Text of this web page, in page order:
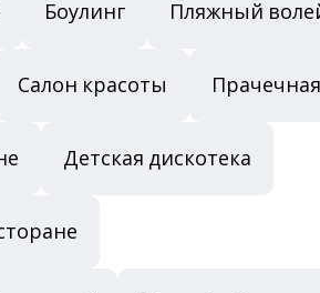
Боулинг Пляжный
Салон красоты Прачечная
Детская дискотека